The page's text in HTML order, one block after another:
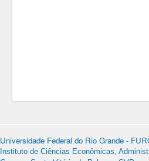
Universidade Federal do Rio Grande -
Instituto de Ciências Econômicas,